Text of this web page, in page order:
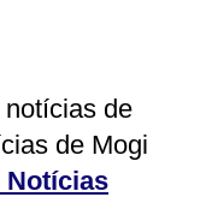
de
de Mogi
Notícias